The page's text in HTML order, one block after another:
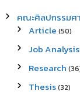
คณะศิลปกรรมศ
Article (50)
Job Analysis
Research
Thesis(32)